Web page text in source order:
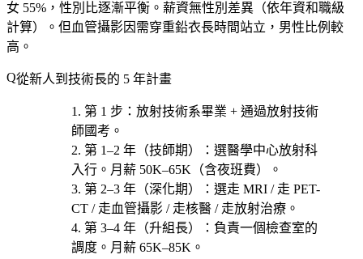
女 55%，性別比逐漸平衡。薪資無性別差異（依年資和職級
計算）。但血管攝影因需穿重鉛衣長時間站立，男性比例較
高。
從新人到技術長的 5 年計畫
第 1 步 ：放射技術系畢業 + 通過放射技術
師國考。
第 1–2 年（技師期）
：選醫學中心放射科
入行。月薪 50K–65K（含夜班費）。
第 2–3 年（深化期）
：選走 MRI / 走 PET-
CT / 走血管攝影 / 走核醫 / 走放射治療 。
第 3–4 年（升組長）
：負責一個檢查室的
調度。月薪 65K–85K。